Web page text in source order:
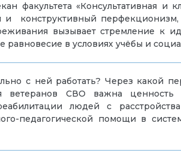
факультета «Консультативная и
и конструктивный
вызывает стремление к
в условиях учёбы и
с ней работать? Через какой
ветеранов СВО важна
людей с
педагогической помощи в